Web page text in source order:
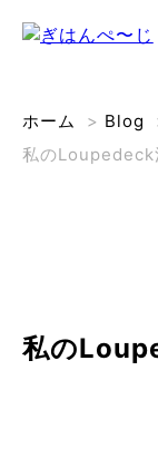
ホーム > Blog
私のLoupedeck
私の